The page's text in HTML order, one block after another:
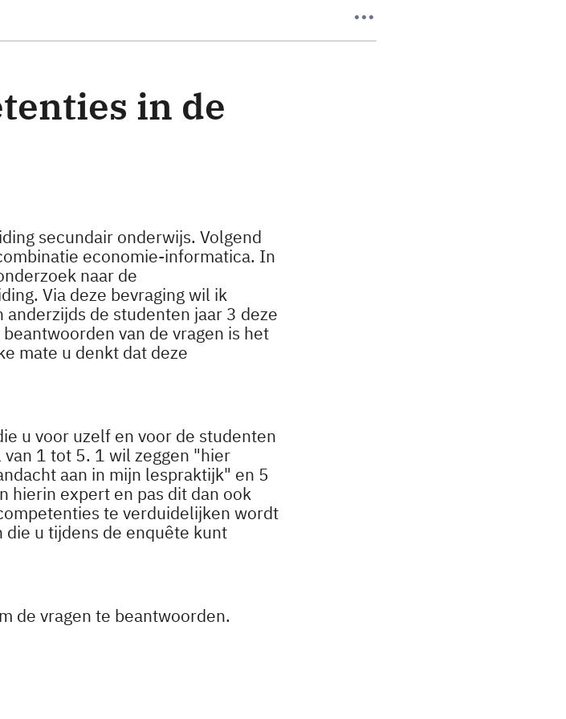
in de
secundair onderwijs. Volgend
economie-informatica. In
naar de
Via deze bevraging wil ik
de studenten jaar 3 deze
van de vragen is het
mate u denkt dat deze
u voor uzelf en voor de studenten
1 tot 5. 1 wil zeggen "hier
aan in mijn lespraktijk" en 5
hierin expert en pas dit dan ook
te verduidelijken wordt
u tijdens de enquête kunt
de vragen te beantwoorden.